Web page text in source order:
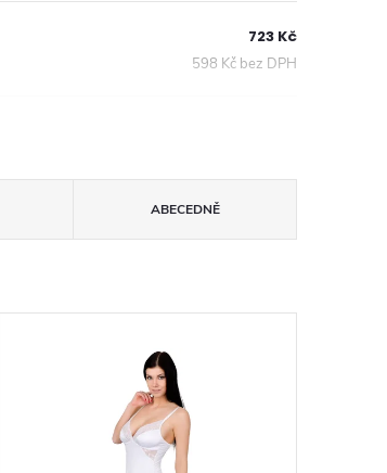
723 Kč
598 Kč bez DPH
ABECEDNĚ